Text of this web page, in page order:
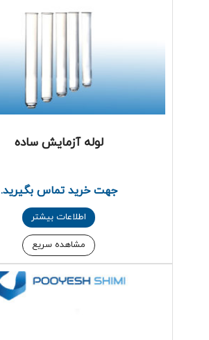
لوله آزمایش ساده
جهت خرید تماس بگیرید.
اطلاعات بیشتر
مشاهده سریع